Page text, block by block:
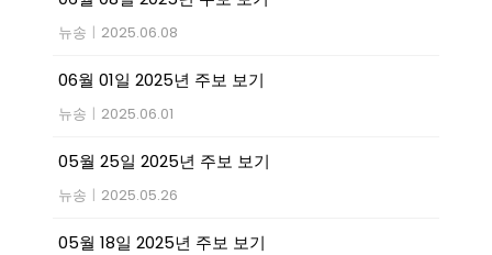
뉴송 | 2025.06.08
06월 01일 2025년 주보 보기
뉴송 | 2025.06.01
05월 25일 2025년 주보 보기
뉴송 | 2025.05.26
05월 18일 2025년 주보 보기